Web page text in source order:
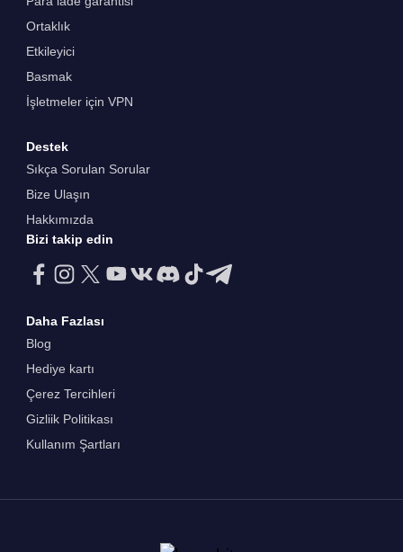
Ortaklık
Etkileyici
Basmak
İşletmeler için VPN
Destek
Sıkça Sorulan Sorular
Bize Ulaşın
Hakkımızda
Bizi takip edin
Daha Fazlası
Blog
Hediye kartı
Çerez Tercihleri
Gizliik Politikası
Kullanım Şartları